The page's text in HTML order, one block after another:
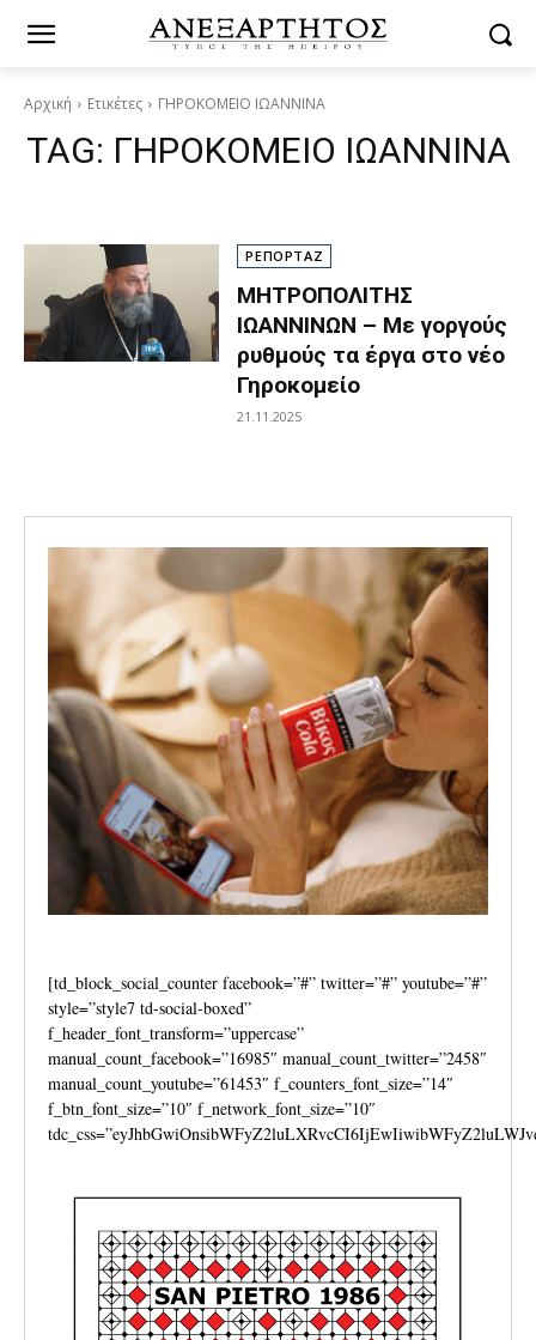
Αρχική Ετικέτες ΓΗΡΟΚΟΜΕΙΟ ΙΩΑΝΝΙΝΑ
TAG: ΓΗΡΟΚΟΜΕΙΟ ΙΩΑΝΝΙΝΑ
ΡΕΠΟΡΤΑΖ
ΜΗΤΡΟΠΟΛΙΤΗΣ
ΙΩΑΝΝΙΝΩΝ – Με γοργούς
ρυθμούς τα έργα στο νέο
Γηροκομείο
21.11.2025
[td_block_social_counter facebook=”#” twitter=”#” youtube=”#”
style=”style7 td-social-boxed”
f_header_font_transform=”uppercase”
manual_count_facebook=”16985″ manual_count_twitter=”2458″
manual_count_youtube=”61453″ f_counters_font_size=”14″
f_btn_font_size=”10″ f_network_font_size=”10″